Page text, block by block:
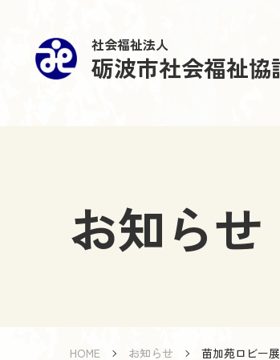
社会福祉法人
砺波市社会福祉協
お知らせ
HOME お知らせ 苗加苑ロビー